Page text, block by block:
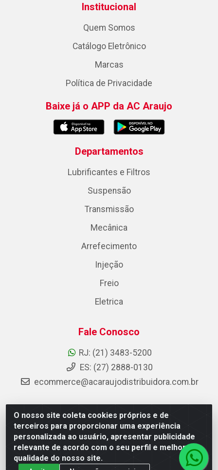
O nosso site coleta cookies próprios e de
terceiros para proporcionar uma experiência
personalizada ao usuário, apresentar publicidade
relevante de acordo com o seu perfil e melhorar a
qualidade do nosso site.
Institucional
Quem Somos
Catálogo Eletrônico
Marcas
Política de Privacidade
Baixe já o APP da AC Araujo
Departamentos
Lubrificantes e Filtros
Suspensão
Transmissão
Mecânica
Arrefecimento
Injeção
Freio
Eletrica
Fale Conosco
RJ: (21) 3483-5200
ES: (27) 2888-0130
ecommerce@acaraujodistribuidora.com.br
AC Araujo Distribuidora - Rua Carneiro de Campos, 42 -
São Cristóvão, Rio de Janeiro/RJ - CEP 20.920-410 -
CNPJ 08.744.753/0003-85